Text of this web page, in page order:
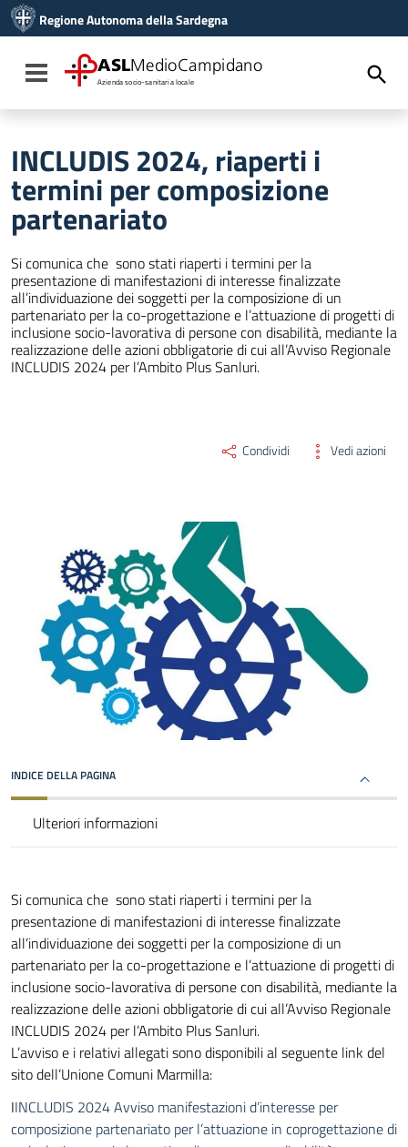
Vai al menu di navigazione
Vai al footer
Regione Autonoma della Sardegna
Toggle navigation
ASLMedioCampidano
Azienda socio-sanitaria locale
INCLUDIS 2024, riaperti i
termini per composizione
partenariato
Si comunica che sono stati riaperti i termini per la
presentazione di manifestazioni di interesse finalizzate
all’individuazione dei soggetti per la composizione di un
partenariato per la co-progettazione e l’attuazione di progetti di
inclusione socio-lavorativa di persone con disabilità, mediante la
realizzazione delle azioni obbligatorie di cui all’Avviso Regionale
INCLUDIS 2024 per l’Ambito Plus Sanluri.
Condividi Vedi azioni
INDICE DELLA PAGINA
Ulteriori informazioni
Si comunica che sono stati riaperti i termini per la
presentazione di manifestazioni di interesse finalizzate
all’individuazione dei soggetti per la composizione di un
partenariato per la co-progettazione e l’attuazione di progetti di
inclusione socio-lavorativa di persone con disabilità, mediante la
realizzazione delle azioni obbligatorie di cui all’Avviso Regionale
INCLUDIS 2024 per l’Ambito Plus Sanluri.
L’avviso e i relativi allegati sono disponibili al seguente link del
sito dell’Unione Comuni Marmilla:
IINCLUDIS 2024 Avviso manifestazioni d’interesse per
composizione partenariato per l’attuazione in coprogettazione di